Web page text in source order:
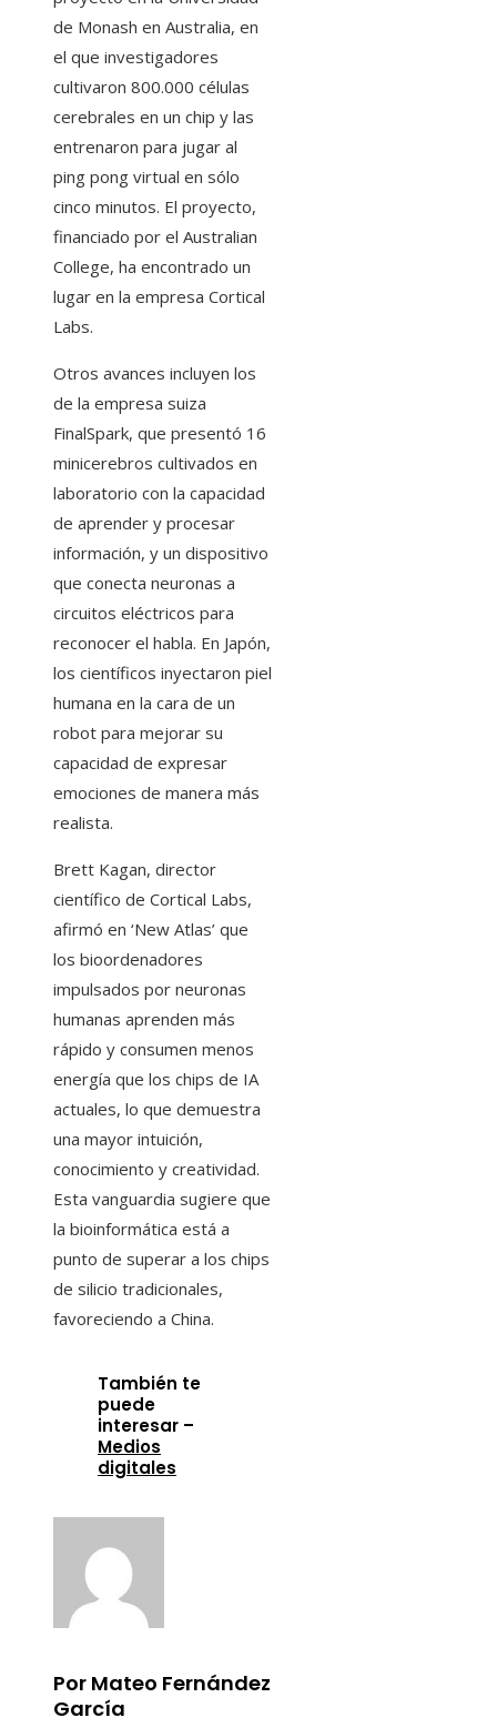
de Monash en Australia, en
el que investigadores
cultivaron 800.000 células
cerebrales en un chip y las
entrenaron para jugar al
ping pong virtual en sólo
cinco minutos. El proyecto,
financiado por el Australian
College, ha encontrado un
lugar en la empresa Cortical
Labs.
Otros avances incluyen los
de la empresa suiza
FinalSpark, que presentó 16
minicerebros cultivados en
laboratorio con la capacidad
de aprender y procesar
información, y un dispositivo
que conecta neuronas a
circuitos eléctricos para
reconocer el habla. En Japón,
los científicos inyectaron piel
humana en la cara de un
robot para mejorar su
capacidad de expresar
emociones de manera más
realista.
Brett Kagan, director
científico de Cortical Labs,
afirmó en ‘New Atlas’ que
los bioordenadores
impulsados ​​por neuronas
humanas aprenden más
rápido y consumen menos
energía que los chips de IA
actuales, lo que demuestra
una mayor intuición,
conocimiento y creatividad.
Esta vanguardia sugiere que
la bioinformática está a
punto de superar a los chips
de silicio tradicionales,
favoreciendo a China.
También te
puede
interesar –
Medios
digitales
Por Mateo Fernández
García